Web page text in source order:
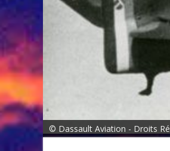
© Dassault Aviation - Droits